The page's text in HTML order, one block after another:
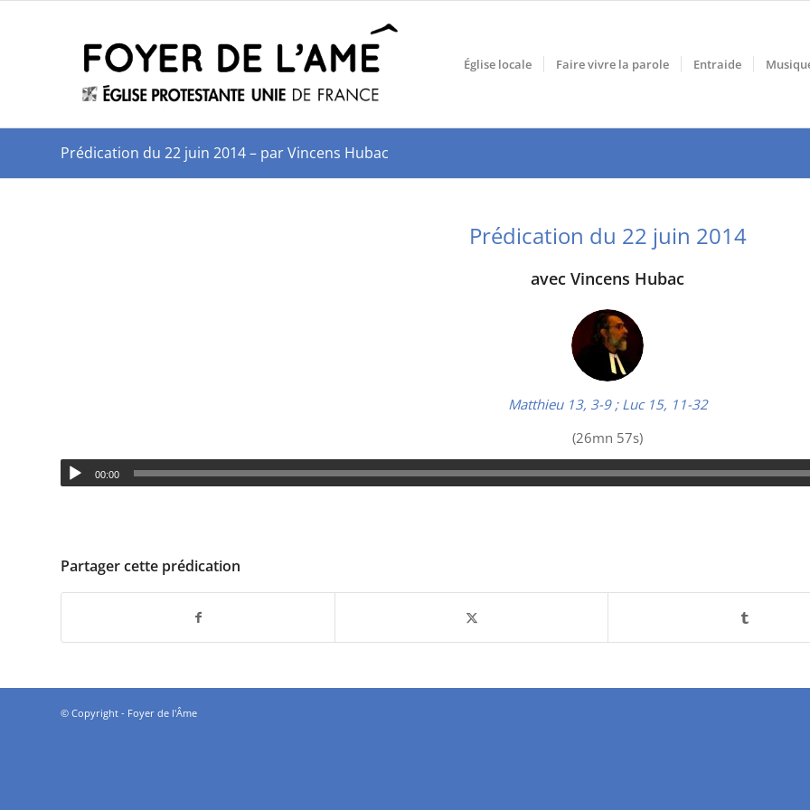
Église locale Faire vivre la parole Entraide
Prédication du 22 juin 2014 – par Vincens Hubac
Prédication du 22 juin 2014
avec Vincens Hubac
Matthieu 13, 3-9 ; Luc 15, 11-32
(26mn 57s)
00:00
Partager cette prédication
© Copyright - Foyer de l'Âme